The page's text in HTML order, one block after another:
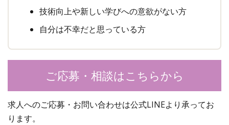
技術向上や新しい学びへの意欲がない方
自分は不幸だと思っている方
ご応募・相談はこちらから
求人へのご応募・お問い合わせは公式LINEより承ってお
ります。